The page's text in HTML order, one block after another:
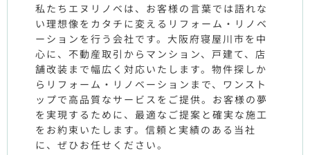
私たちエヌリノベは、お客様の言葉では語れな
い理想像をカタチに変えるリフォーム・リノベ
ーションを行う会社です。大阪府寝屋川市を中
心に、不動産取引からマンション、戸建て、店
舗改装まで幅広く対応いたします。物件探しか
らリフォーム・リノベーションまで、ワンスト
ップで高品質なサービスをご提供。お客様の夢
を実現するために、最適なご提案と確実な施工
をお約束いたします。信頼と実績のある当社
に、ぜひお任せください。